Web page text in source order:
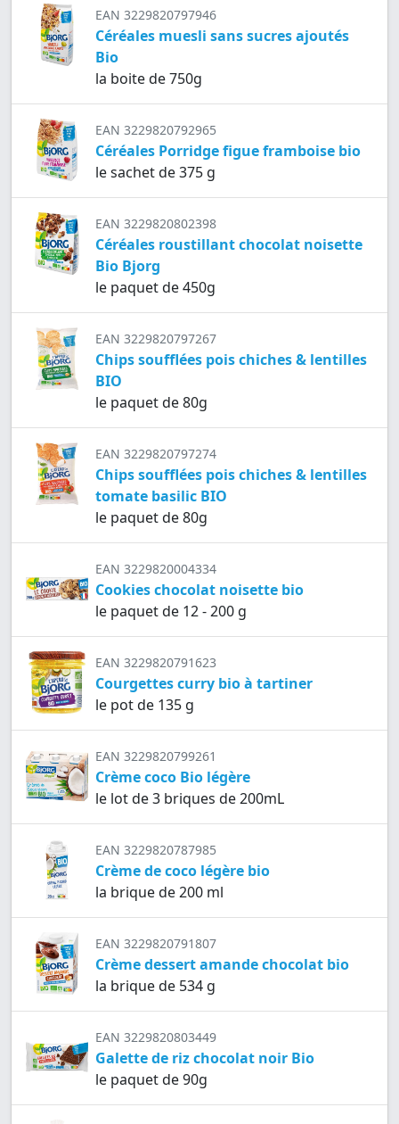
EAN 3229820797946
Céréales muesli sans sucres ajoutés
Bio
la boite de 750g
EAN 3229820792965
Céréales Porridge figue framboise bio
le sachet de 375 g
EAN 3229820802398
Céréales roustillant chocolat noisette
Bio Bjorg
le paquet de 450g
EAN 3229820797267
Chips soufflées pois chiches & lentilles
BIO
le paquet de 80g
EAN 3229820797274
Chips soufflées pois chiches & lentilles
tomate basilic BIO
le paquet de 80g
EAN 3229820004334
Cookies chocolat noisette bio
le paquet de 12 - 200 g
EAN 3229820791623
Courgettes curry bio à tartiner
le pot de 135 g
EAN 3229820799261
Crème coco Bio légère
le lot de 3 briques de 200mL
EAN 3229820787985
Crème de coco légère bio
la brique de 200 ml
EAN 3229820791807
Crème dessert amande chocolat bio
la brique de 534 g
EAN 3229820803449
Galette de riz chocolat noir Bio
le paquet de 90g